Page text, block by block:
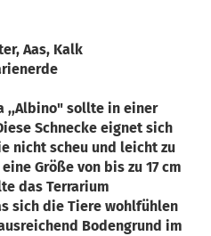
Aas, Kalk
,,Albino" sollte in einer
Schnecke eignet sich
nicht scheu und leicht zu
Größe von bis zu 17 cm
das Terrarium
sich die Tiere wohlfühlen
Bodengrund im